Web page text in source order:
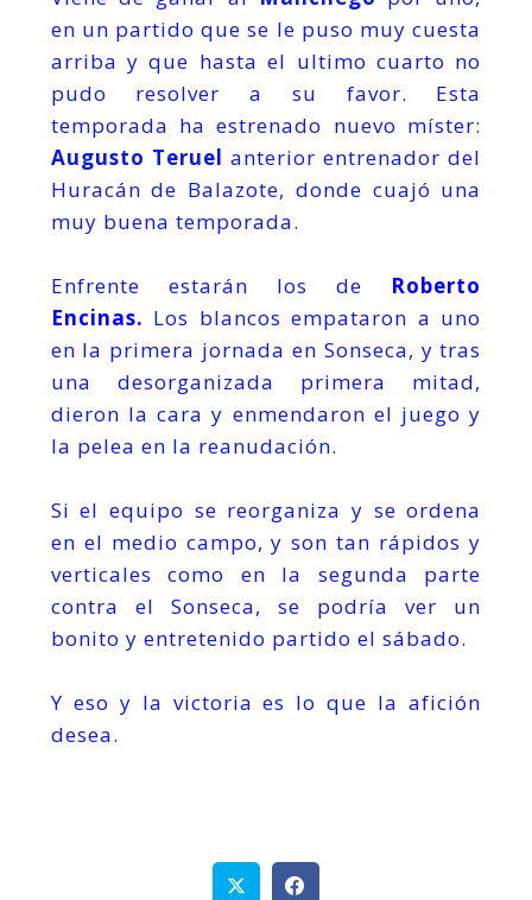
en un partido que se le puso muy cuesta
arriba y que hasta el ultimo cuarto no
pudo resolver a su favor. Esta
temporada ha estrenado nuevo míster:
Augusto Teruel anterior entrenador del
Huracán de Balazote, donde cuajó una
muy buena temporada.
Enfrente estarán los de Roberto
Encinas. Los blancos empataron a uno
en la primera jornada en Sonseca, y tras
una desorganizada primera mitad,
dieron la cara y enmendaron el juego y
la pelea en la reanudación.
Si el equipo se reorganiza y se ordena
en el medio campo, y son tan rápidos y
verticales como en la segunda parte
contra el Sonseca, se podría ver un
bonito y entretenido partido el sábado.
Y eso y la victoria es lo que la afición
desea.